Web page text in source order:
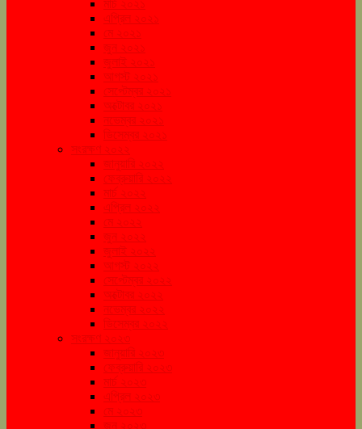
মার্চ ২০২১
এপ্রিল ২০২১
মে ২০২১
জুন ২০২১
জুলাই ২০২১
আগস্ট ২০২১
সেপ্টেম্বর ২০২১
অক্টোবর ২০২১
নভেম্বর ২০২১
ডিসেম্বর ২০২১
সংরক্ষণ ২০২২
জানুয়ারি ২০২২
ফেব্রুয়ারি ২০২২
মার্চ ২০২২
এপ্রিল ২০২২
মে ২০২২
জুন ২০২২
জুলাই ২০২২
আগস্ট ২০২২
সেপ্টেম্বর ২০২২
অক্টোবর ২০২২
নভেম্বর ২০২২
ডিসেম্বর ২০২২
সংরক্ষণ ২০২৩
জানুয়ারি ২০২৩
ফেব্রুয়ারি ২০২৩
মার্চ ২০২৩
এপ্রিল ২০২৩
মে ২০২৩
জুন ২০২৩